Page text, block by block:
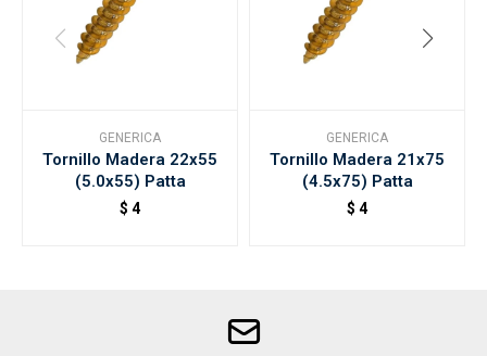
GENERICA
Tornillo Madera 22x55
(5.0x55) Patta
$ 4
GENERICA
Tornillo Madera 21x75
(4.5x75) Patta
$ 4